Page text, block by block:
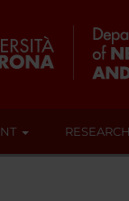
RESEARCH